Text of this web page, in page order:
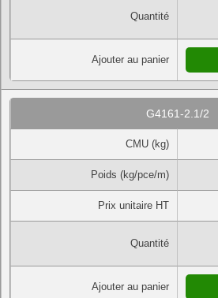
Quantité
Ajouter au panier
G4161-2.1/2
CMU (kg)
Poids (kg/pce/m)
Prix unitaire HT
Quantité
Ajouter au panier